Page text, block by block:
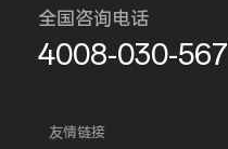
全国咨询电话
4008-030-567
友情链接